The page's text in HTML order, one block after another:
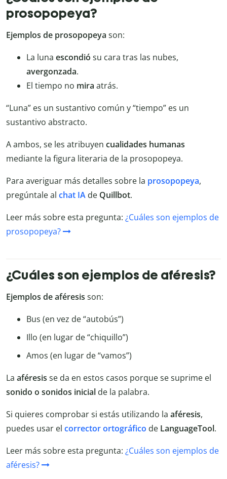
prosopopeya?
Ejemplos de prosopopeya son:
La luna escondió su cara tras las nubes,
avergonzada.
El tiempo no mira atrás.
“Luna” es un sustantivo común y “tiempo” es un
sustantivo abstracto.
A ambos, se les atribuyen cualidades humanas
mediante la figura literaria de la prosopopeya.
Para averiguar más detalles sobre la prosopopeya,
pregúntale al chat IA de Quillbot.
Leer más sobre esta pregunta: ¿Cuáles son ejemplos de
prosopopeya?
¿Cuáles son ejemplos de aféresis?
Ejemplos de aféresis son:
Bus (en vez de “autobús”)
Illo (en lugar de “chiquillo”)
Amos (en lugar de “vamos”)
La aféresis se da en estos casos porque se suprime el
sonido o sonidos inicial de la palabra.
Si quieres comprobar si estás utilizando la aféresis,
puedes usar el corrector ortográfico de LanguageTool.
Leer más sobre esta pregunta: ¿Cuáles son ejemplos de
aféresis?